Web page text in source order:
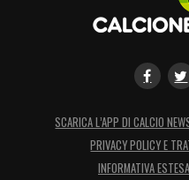
SCARICA L’APP DI CALCIO
PRIVACY POLICY E
INFORMATIVA